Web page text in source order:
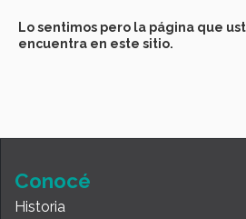
Lo sentimos pero la página que
encuentra en este sitio.
Conocé
Historia